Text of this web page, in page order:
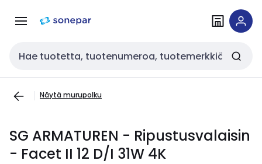
navigointiinsisältöön
Haku
Näytä murupolku
SG ARMATUREN - Ripustusvalaisin
- Facet II 12 D/I 31W 4K